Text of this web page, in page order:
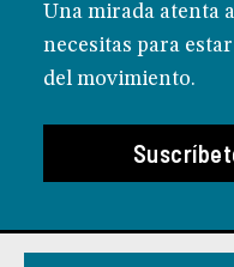
Una mirada atenta
necesitas para
del movimiento.